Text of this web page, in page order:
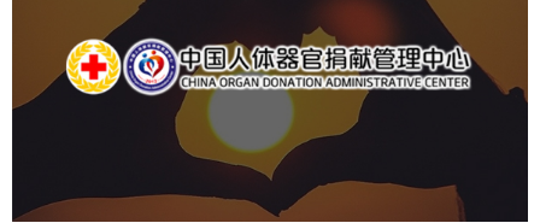
中国人体器官捐献管理中心
国企 品牌官网 网站建设